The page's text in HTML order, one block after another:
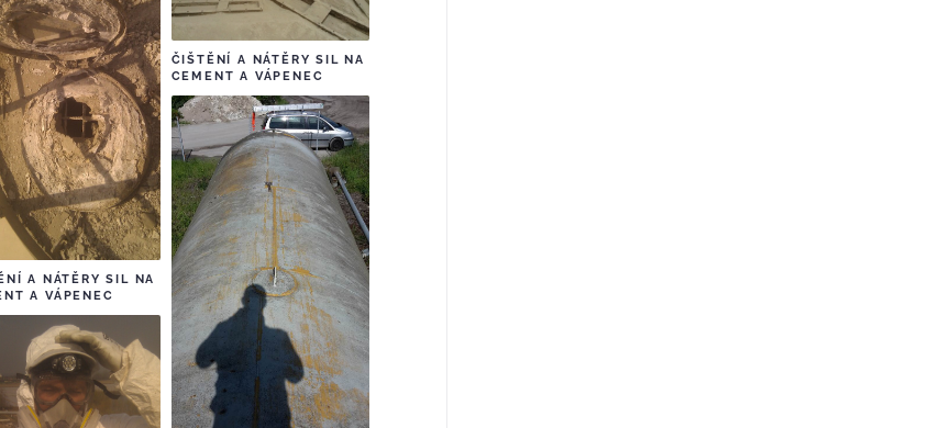
A NÁTĚRY SIL NA
A VÁPENEC
ČIŠTĚNÍ A NÁTĚRY SIL NA
CEMENT A VÁPENEC